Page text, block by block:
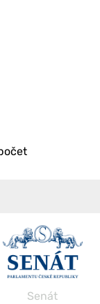
Senát